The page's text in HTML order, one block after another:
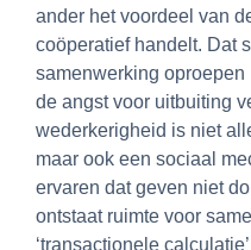
ander het voordeel van
coöperatief handelt. Dat
samenwerking oproepen
de angst voor uitbuiting
wederkerigheid is niet
maar ook een sociaal
ervaren dat geven niet
ontstaat ruimte voor
‘transactionele